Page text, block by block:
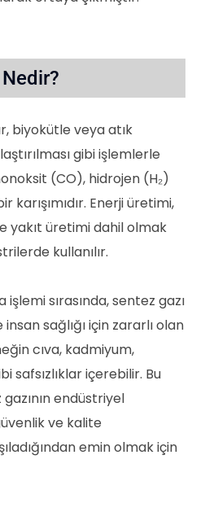
Nedir?
biyokütle veya atık
gibi işlemlerle
(CO), hidrojen (H₂)
karışımıdır. Enerji üretimi,
yakıt üretimi dahil olmak
kullanılır.
sırasında, sentez gazı
sağlığı için zararlı olan
cıva, kadmiyum,
safsızlıklar içerebilir. Bu
gazının endüstriyel
ve kalite
emin olmak için